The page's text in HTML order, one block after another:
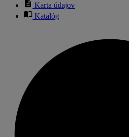
Karta údajov
Katalóg